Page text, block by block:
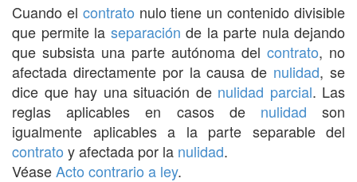
Cuando el contrato nulo tiene un contenido divisible
que permite la separación de la parte nula dejando
que subsista una parte autónoma del contrato, no
afectada directamente por la causa de nulidad, se
dice que hay una situación de nulidad parcial. Las
reglas aplicables en casos de nulidad son
igualmente aplicables a la parte separable del
contrato y afectada por la nulidad.
VéaseActo contrario a ley.